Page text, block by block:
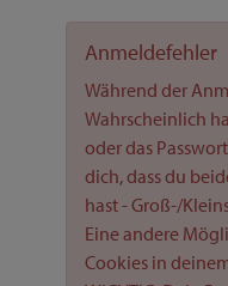
Anmeldefehler
Während der
Wahrscheinlich
oder das
dich, dass du
hast - Groß-/
Eine andere
Cookies in